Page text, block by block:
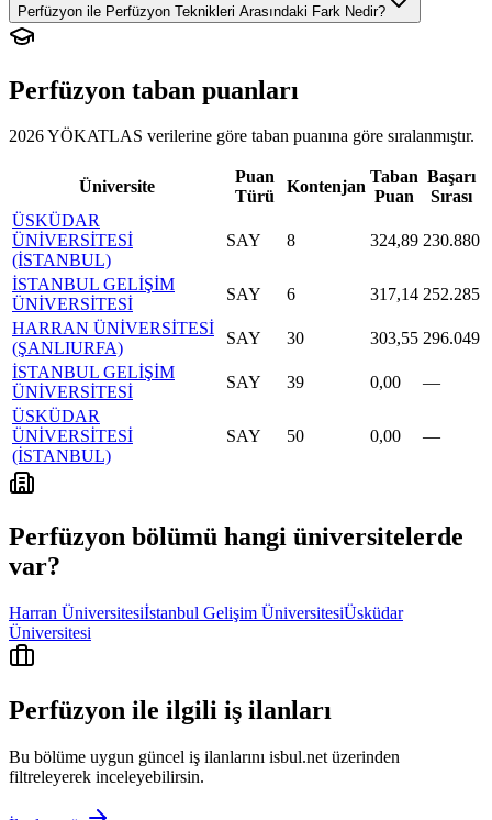
Perfüzyon ile Perfüzyon Teknikleri Arasındaki Fark Nedir?
Perfüzyon taban puanları
2026 YÖKATLAS verilerine göre taban puanına göre sıralanmıştır.
Üniversite
Puan
Türü
Kontenjan
Taban
Puan
Başarı
Sırası
ÜSKÜDAR
ÜNİVERSİTESİ
(İSTANBUL)
SAY 8 324,89 230.880
İSTANBUL GELİŞİM
ÜNİVERSİTESİ
SAY 6 317,14 252.285
HARRAN ÜNİVERSİTESİ
(ŞANLIURFA)
SAY 30 303,55 296.049
İSTANBUL GELİŞİM
ÜNİVERSİTESİ
SAY 39 0,00
—
ÜSKÜDAR
ÜNİVERSİTESİ
(İSTANBUL)
SAY 50 0,00 —
Perfüzyon bölümü hangi üniversitelerde
var?
Harran Üniversitesiİstanbul Gelişim ÜniversitesiÜsküdar
Üniversitesi
Perfüzyon ile ilgili iş ilanları
Bu bölüme uygun güncel iş ilanlarını isbul.net üzerinden
filtreleyerek inceleyebilirsin.